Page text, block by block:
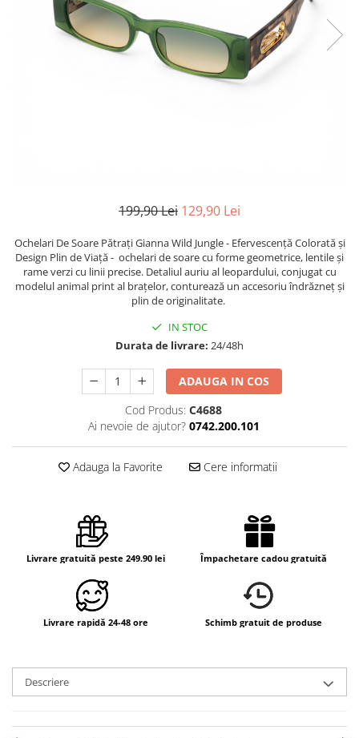
199,90 Lei 129,90 Lei
Ochelari De Soare Pătrați Gianna Wild Jungle - Efervescență Colorată și
Design Plin de Viață - ochelari de soare cu forme geometrice, lentile și
rame verzi cu linii precise. Detaliul auriu al leopardului, conjugat cu
modelul animal print al brațelor, conturează un accesoriu îndrăzneț și
plin de originalitate.
IN STOC
Durata de livrare: 24/48h
ADAUGA IN COS
Cod Produs: C4688
Ai nevoie de ajutor? 0742.200.101
Adauga la Favorite Cere informatii
Livrare gratuită peste 249.90 lei Împachetare cadou gratuită
Livrare rapidă 24-48 ore Schimb gratuit de produse
Descriere